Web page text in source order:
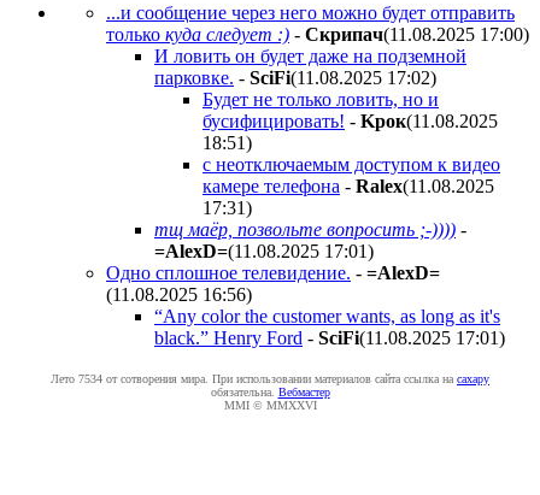
...и сообщение через него можно будет отправить
только куда следует :) - Cкpипaч(11.08.2025 17:00)
И ловить он будет даже на подземной
парковке. - SciFi(11.08.2025 17:02)
Будет не только ловить, но и
бусифицировать! - Kpoк(11.08.2025
18:51)
с неотключаемым доступом к видео
камере телефона - Ralex(11.08.2025
17:31)
тщ маёр, позвольте вопросить ;-)))) -
=AlexD=(11.08.2025 17:01)
Одно сплошное телевидение. - =AlexD=
(11.08.2025 16:56)
“Any color the customer wants, as long as it's
black.” Henry Ford - SciFi(11.08.2025 17:01)
Лето 7534 от сотворения мира. При использовании материалов сайта ссылка на caxapу
обязательна. Вебмастер
MMI © MMXXVI